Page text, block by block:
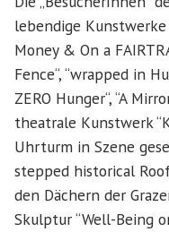
lebendige
Money & On a
Fence“, “wrapped in
ZERO Hunger“, “A
theatrale Kunstwerk
Uhrturm in Szene
stepped historical
den Dächern der
Skulptur “Well-Being